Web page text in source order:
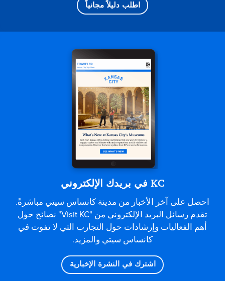
اطلب دليلاً مجانياً
KC في بريدك الإلكتروني
احصل على آخر الأخبار من مدينة كانساس سيتي مباشرةً.
تقدم رسائل البريد الإلكتروني من "Visit KC" نصائح حول
أهم الفعاليات وإرشادات حول التجارب التي لا تفوت في
كانساس سيتي والمزيد.
اشترك في النشرة الإخبارية